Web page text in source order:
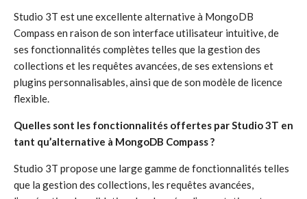
Studio 3T est une excellente alternative à MongoDB
Compass en raison de son interface utilisateur intuitive, de
ses fonctionnalités complètes telles que la gestion des
collections et les requêtes avancées, de ses extensions et
plugins personnalisables, ainsi que de son modèle de licence
flexible.
Quelles sont les fonctionnalités offertes par Studio 3T en
tant qu’alternative à MongoDB Compass ?
Studio 3T propose une large gamme de fonctionnalités telles
que la gestion des collections, les requêtes avancées,